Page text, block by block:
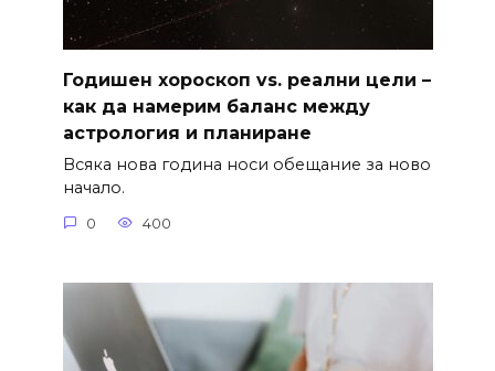
Годишен хороскоп vs. реални цели –
как да намерим баланс между
астрология и планиране
Всяка нова година носи обещание за ново
начало.
0 400